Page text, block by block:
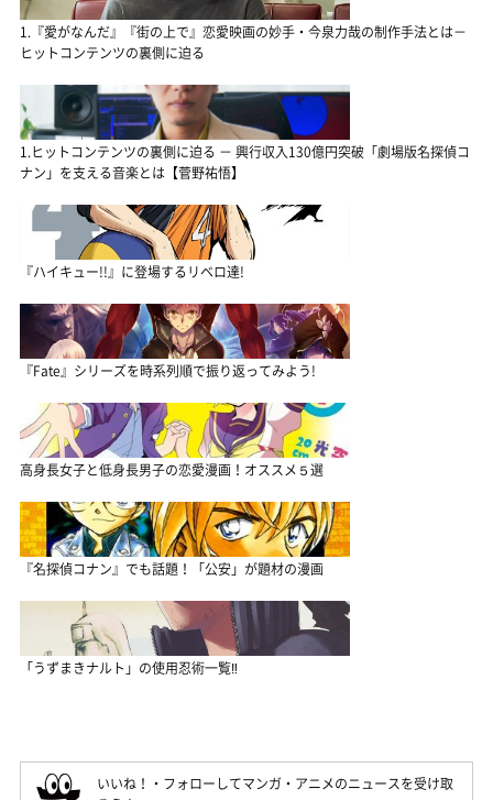
1.『愛がなんだ』『街の上で』恋愛映画の妙手・今泉力哉の制作手法とは－
ヒットコンテンツの裏側に迫る
1.ヒットコンテンツの裏側に迫る － 興行収入130億円突破「劇場版名探偵コ
ナン」を支える音楽とは【菅野祐悟】
『ハイキュー!!』に登場するリベロ達!
『Fate』シリーズを時系列順で振り返ってみよう!
高身長女子と低身長男子の恋愛漫画！オススメ５選
『名探偵コナン』でも話題！「公安」が題材の漫画
「うずまきナルト」の使用忍術一覧‼
いいね！・フォローしてマンガ・アニメのニュースを受け取